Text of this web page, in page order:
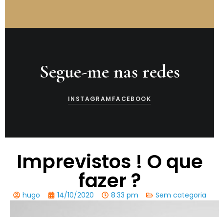
Segue-me nas redes
INSTAGRAM FACEBOOK
Imprevistos ! O que
fazer ?
hugo 14/10/2020 8:33 pm Sem categoria